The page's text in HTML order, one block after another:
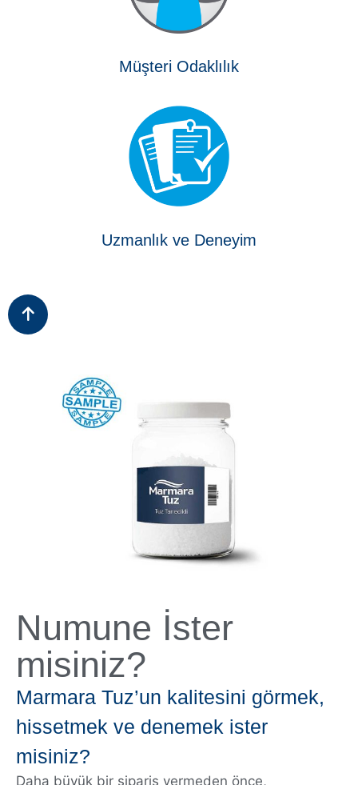
Müşteri Odaklılık
Uzmanlık ve Deneyim
Numune İster
misiniz?
Marmara Tuz’un kalitesini görmek,
hissetmek ve denemek ister
misiniz?
Daha büyük bir sipariş vermeden önce,